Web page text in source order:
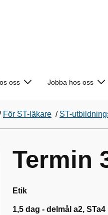
oss Jobba hos oss
För ST-läkare / ST-
Termin
Etik
1,5 dag - delmål a2, STa4